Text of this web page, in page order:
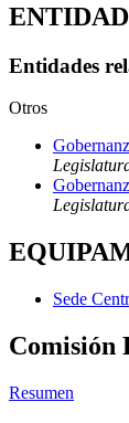
Entidades
Otros
Sede
Comisión
Resumen